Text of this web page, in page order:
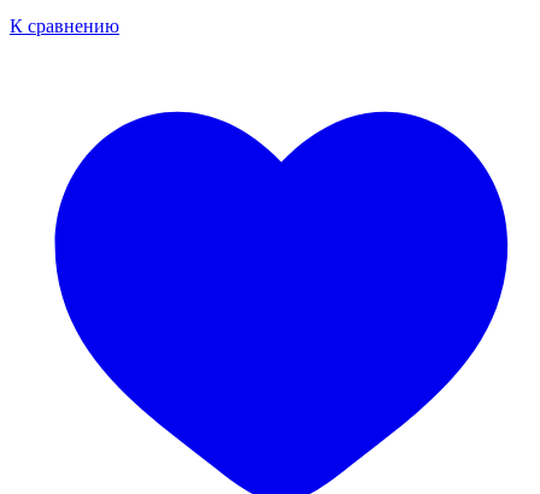
К сравнению